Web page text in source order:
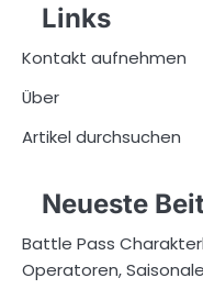
Links
Kontakt aufnehmen
Über
Artikel durchsuchen
Neueste
Battle Pass
Operatoren,